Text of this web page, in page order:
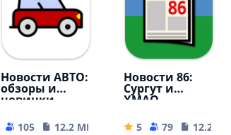
Новости АВТО:
обзоры и
новинки
105
12.2 MB
Новости 86:
Сургут и
ХМАО
5 79
12.21 MB